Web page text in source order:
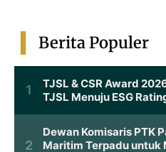
Berita Populer